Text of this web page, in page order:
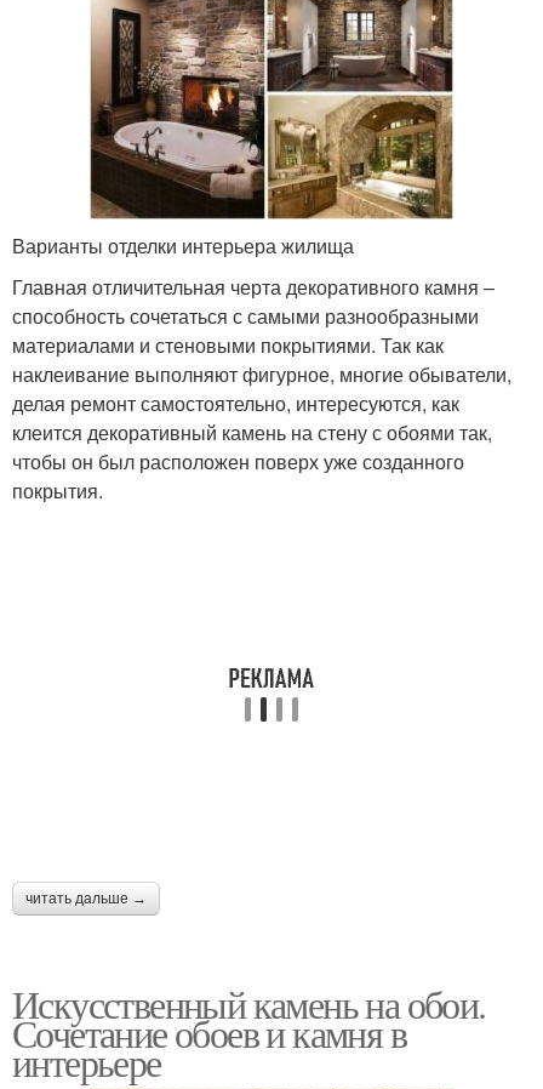
Варианты отделки интерьера жилища
Главная отличительная черта декоративного камня –
способность сочетаться с самыми разнообразными
материалами и стеновыми покрытиями. Так как
наклеивание выполняют фигурное, многие обыватели,
делая ремонт самостоятельно, интересуются, как
клеится декоративный камень на стену с обоями так,
чтобы он был расположен поверх уже созданного
покрытия.
читать дальше →
Искусственный камень на обои.
Сочетание обоев и камня в
интерьере